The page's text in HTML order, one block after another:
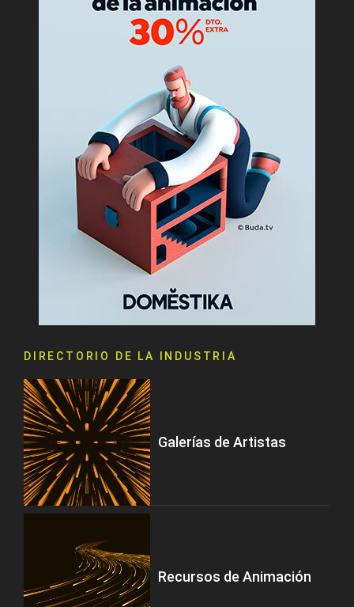
DIRECTORIO DE LA INDUSTRIA
Galerías de Artistas
Recursos de Animación